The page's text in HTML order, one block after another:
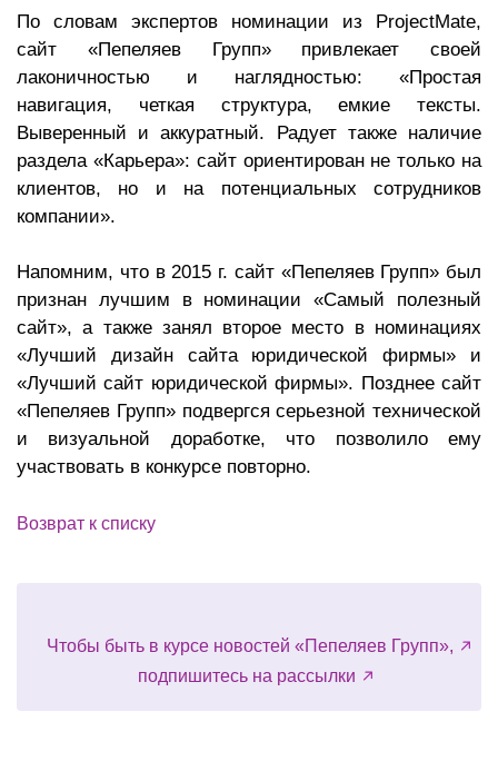
По словам экспертов номинации из ProjectMate,
сайт «Пепеляев Групп» привлекает своей
лаконичностью и наглядностью: «Простая
навигация, четкая структура, емкие тексты.
Выверенный и аккуратный. Радует также наличие
раздела «Карьера»: сайт ориентирован не только на
клиентов, но и на потенциальных сотрудников
компании».
Напомним, что в 2015 г. сайт «Пепеляев Групп» был
признан лучшим в номинации «Самый полезный
сайт», а также занял второе место в номинациях
«Лучший дизайн сайта юридической фирмы» и
«Лучший сайт юридической фирмы». Позднее сайт
«Пепеляев Групп» подвергся серьезной технической
и визуальной доработке, что позволило ему
участвовать в конкурсе повторно.
Возврат к списку
Чтобы быть в курсе новостей «Пепеляев Групп»,
подпишитесь на рассылки